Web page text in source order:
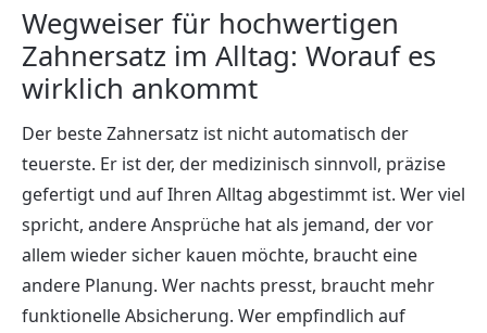
Wegweiser für hochwertigen
Zahnersatz im Alltag: Worauf es
wirklich ankommt
Der beste Zahnersatz ist nicht automatisch der
teuerste. Er ist der, der medizinisch sinnvoll, präzise
gefertigt und auf Ihren Alltag abgestimmt ist. Wer viel
spricht, andere Ansprüche hat als jemand, der vor
allem wieder sicher kauen möchte, braucht eine
andere Planung. Wer nachts presst, braucht mehr
funktionelle Absicherung. Wer empfindlich auf